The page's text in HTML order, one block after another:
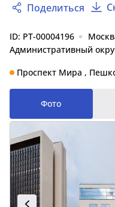
Поделиться
ID: PT-00004196
Административный
Проспект Мира ,
Фото